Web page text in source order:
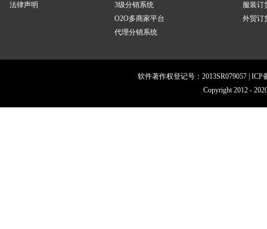
法律声明
3级分销系统
O2O多商家平台
代理分销系统
服装订
外贸订
软件著作权登记号：2013SR079057 | ICP
Copyright 2012 -